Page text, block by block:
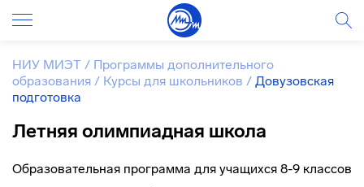
НИУ МИЭТ / Программы дополнительного
образования / Курсы для школьников / Довузовская
подготовка
Летняя олимпиадная школа
Образовательная программа для учащихся 8-9 классов